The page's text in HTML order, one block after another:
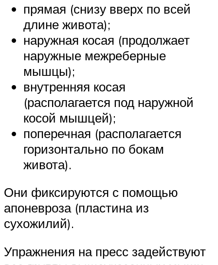
прямая (снизу вверх по всей
длине живота);
наружная косая (продолжает
наружные межреберные
мышцы);
внутренняя косая
(располагается под наружной
косой мышцей);
поперечная (располагается
горизонтально по бокам
живота).
Они фиксируются с помощью
апоневроза (пластина из
сухожилий).
Упражнения на пресс задействуют